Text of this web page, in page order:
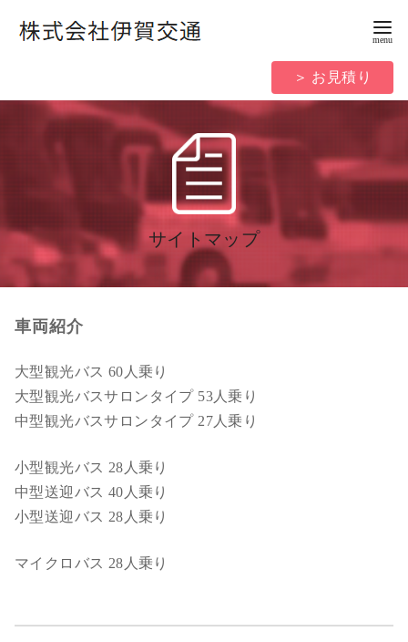
＞ お見積り
サイトマップ
車両紹介
大型観光バス 60人乗り
大型観光バスサロンタイプ 53人乗り
中型観光バスサロンタイプ 27人乗り
小型観光バス 28人乗り
中型送迎バス 40人乗り
小型送迎バス 28人乗り
マイクロバス 28人乗り